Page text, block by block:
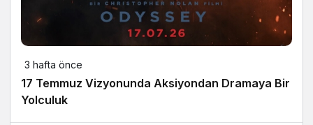
3 hafta önce
17 Temmuz Vizyonunda Aksiyondan Dramaya Bir
Yolculuk